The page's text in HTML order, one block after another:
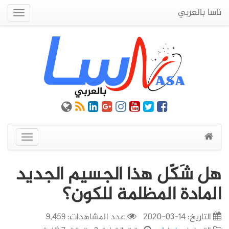
ناسا بالعربي
عرض
القائمة
هل شَكّل هذا الجسيم الجديد
المادة المظلمة للكون؟
التاريخ:14-03-2020
عدد المشاهدات: 9,459